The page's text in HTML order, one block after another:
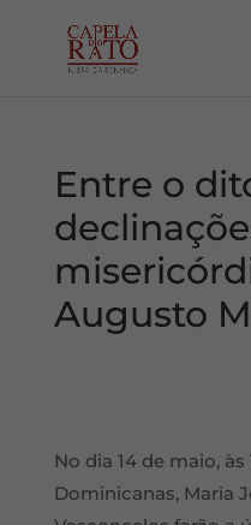
Entre o
Augusto
No dia 14 de maio,
Dominicanas, Maria